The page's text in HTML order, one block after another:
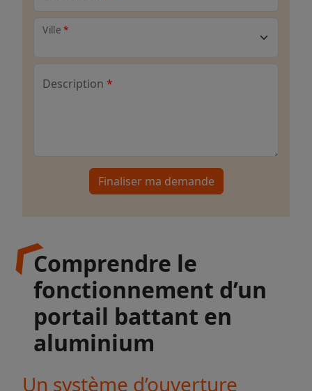
Ville
Description
Finaliser ma demande
Comprendre le
fonctionnement d’un
portail battant en
aluminium
Un système d’ouverture